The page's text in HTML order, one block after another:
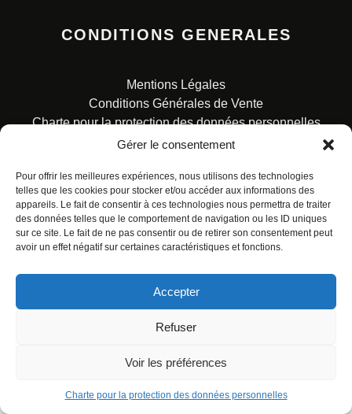
Gérer le consentement
Pour offrir les meilleures expériences, nous utilisons des technologies
telles que les cookies pour stocker et/ou accéder aux informations des
appareils. Le fait de consentir à ces technologies nous permettra de traiter
des données telles que le comportement de navigation ou les ID uniques
sur ce site. Le fait de ne pas consentir ou de retirer son consentement peut
avoir un effet négatif sur certaines caractéristiques et fonctions.
Accepter
Refuser
Voir les préférences
Charte pour la protection des données personnelles
CONDITIONS GENERALES
Mentions Légales
Conditions Générales de Vente
Charte pour la protection des données personnelles
© ALL RIGHTS RESERVED. URBAN COMICS POUR LES
ÉDITIONS FRANÇAISES.